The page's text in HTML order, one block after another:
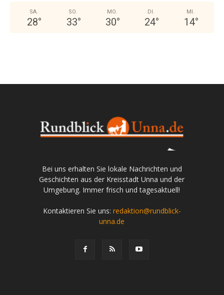
SA.
28°
SO.
33°
MO.
30°
DI.
24°
MI.
14°
Bei uns erhalten Sie lokale Nachrichten und
Geschichten aus der Kreisstadt Unna und der
Umgebung. Immer frisch und tagesaktuell!
Kontaktieren Sie uns: redaktion@rundblick-
unna.de